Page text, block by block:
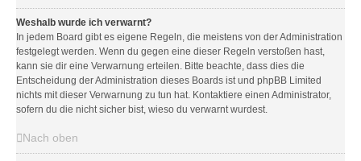
Weshalb wurde ich verwarnt?
In jedem Board gibt es eigene Regeln, die meistens von der Administration
festgelegt werden. Wenn du gegen eine dieser Regeln verstoßen hast,
kann sie dir eine Verwarnung erteilen. Bitte beachte, dass dies die
Entscheidung der Administration dieses Boards ist und phpBB Limited
nichts mit dieser Verwarnung zu tun hat. Kontaktiere einen Administrator,
sofern du die nicht sicher bist, wieso du verwarnt wurdest.
Nach oben